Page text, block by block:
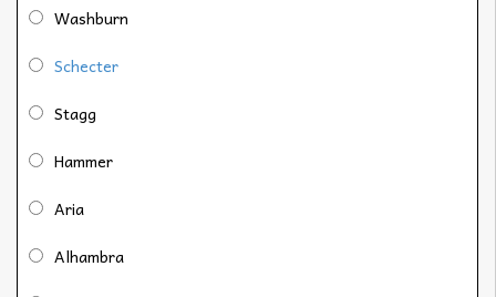
Washburn
Schecter
Stagg
Hammer
Aria
Alhambra